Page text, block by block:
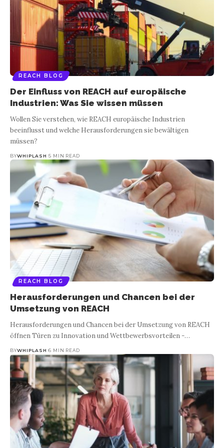
REACH BLOG
Der Einfluss von REACH auf europäische
Industrien: Was Sie wissen müssen
Wollen Sie verstehen, wie REACH europäische Industrien
beeinflusst und welche Herausforderungen sie bewältigen
müssen?
BYWHIPLASH 5 MIN READ
REACH BLOG
Herausforderungen und Chancen bei der
Umsetzung von REACH
Herausforderungen und Chancen bei der Umsetzung von REACH
öffnen Türen zu Innovation und Wettbewerbsvorteilen -…
BYWHIPLASH 6 MIN READ